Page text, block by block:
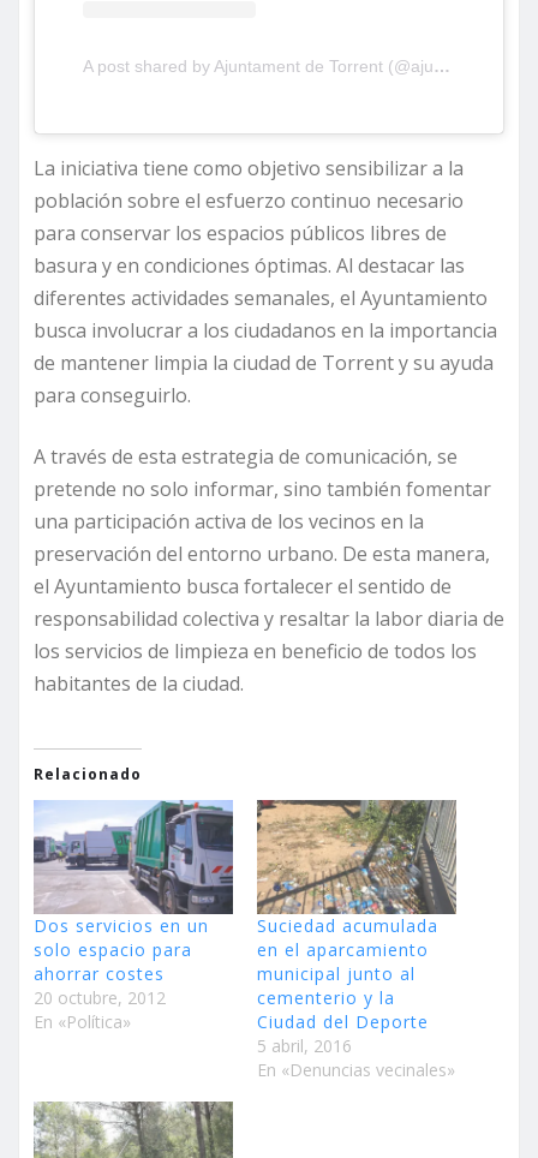
A post shared by Ajuntament de Torrent (@ajuntament_torrent)
La iniciativa tiene como objetivo sensibilizar a la
población sobre el esfuerzo continuo necesario
para conservar los espacios públicos libres de
basura y en condiciones óptimas. Al destacar las
diferentes actividades semanales, el Ayuntamiento
busca involucrar a los ciudadanos en la importancia
de mantener limpia la ciudad de Torrent y su ayuda
para conseguirlo.
A través de esta estrategia de comunicación, se
pretende no solo informar, sino también fomentar
una participación activa de los vecinos en la
preservación del entorno urbano. De esta manera,
el Ayuntamiento busca fortalecer el sentido de
responsabilidad colectiva y resaltar la labor diaria de
los servicios de limpieza en beneficio de todos los
habitantes de la ciudad.
Relacionado
Dos servicios en un
solo espacio para
ahorrar costes
20 octubre, 2012
En «Política»
Suciedad acumulada
en el aparcamiento
municipal junto al
cementerio y la
Ciudad del Deporte
5 abril, 2016
En «Denuncias vecinales»